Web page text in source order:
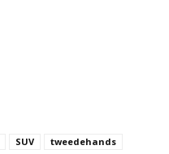
SUV tweedehands